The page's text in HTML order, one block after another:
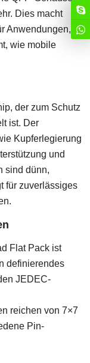
Dies macht
Anwendungen,
wie mobile
der zum Schutz
ist. Der
Kupferlegierung
und
sind dünn,
für zuverlässiges
Flat Pack ist
definierendes
JEDEC-
reichen von 7×7
Pin-